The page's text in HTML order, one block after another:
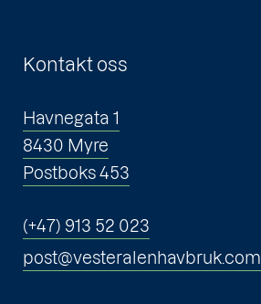
Kontakt oss
Havnegata 1
8430 Myre
Postboks 453
(+47) 913 52 023
post@vesteralenhavbruk.com